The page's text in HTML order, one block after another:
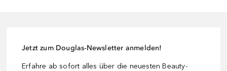
Jetzt zum Douglas-Newsletter anmelden!
Erfahre ab sofort alles über die neuesten Beauty-